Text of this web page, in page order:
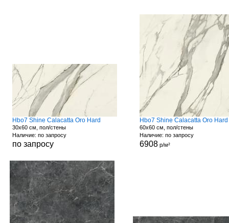
Hbo7 Shine Calacatta Oro Hard
30x60 см, пол/стены
Наличие: по запросу
по запросу
Hbo7 Shine Calacatta Oro Hard
60x60 см, пол/стены
Наличие: по запросу
6908р/м²